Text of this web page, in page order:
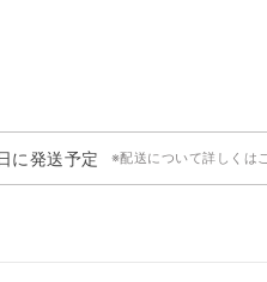
に発送予定 ※配送について詳しくは